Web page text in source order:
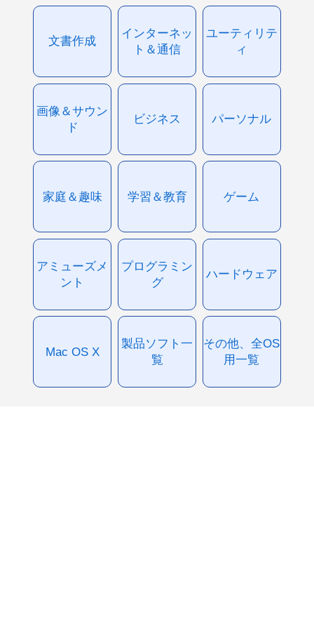
文書作成
インターネッ
ト＆通信
ユーティリテ
ィ
画像＆サウン
ド
ビジネス パーソナル
家庭＆趣味 学習＆教育 ゲーム
アミューズメ
ント
プログラミン
グ
ハードウェア
Mac OS X
製品ソフト一
覧
その他、全OS
用一覧